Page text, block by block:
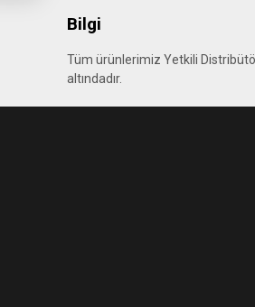
Bilgi
Tüm ürünlerimiz Yetkili
altındadır.